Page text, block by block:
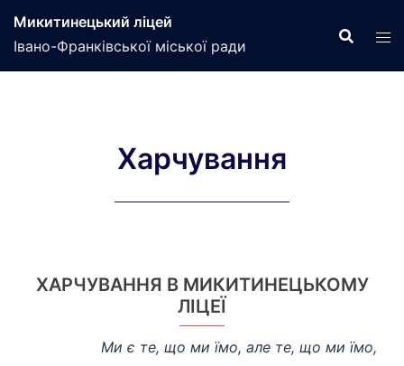
Микитинецький ліцей
Івано-Франківської міської ради
Харчування
ХАРЧУВАННЯ В МИКИТИНЕЦЬКОМУ
ЛІЦЕЇ
Ми є те, що ми їмо, але те, що ми їмо,